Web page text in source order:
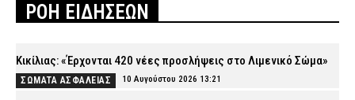
ΡΟΗ ΕΙΔΗΣΕΩΝ
Κικίλιας: «Έρχονται 420 νέες προσλήψεις στο Λιμενικό Σώμα»
ΣΩΜΑΤΑ ΑΣΦΑΛΕΙΑΣ 10 Αυγούστου 2026 13:21